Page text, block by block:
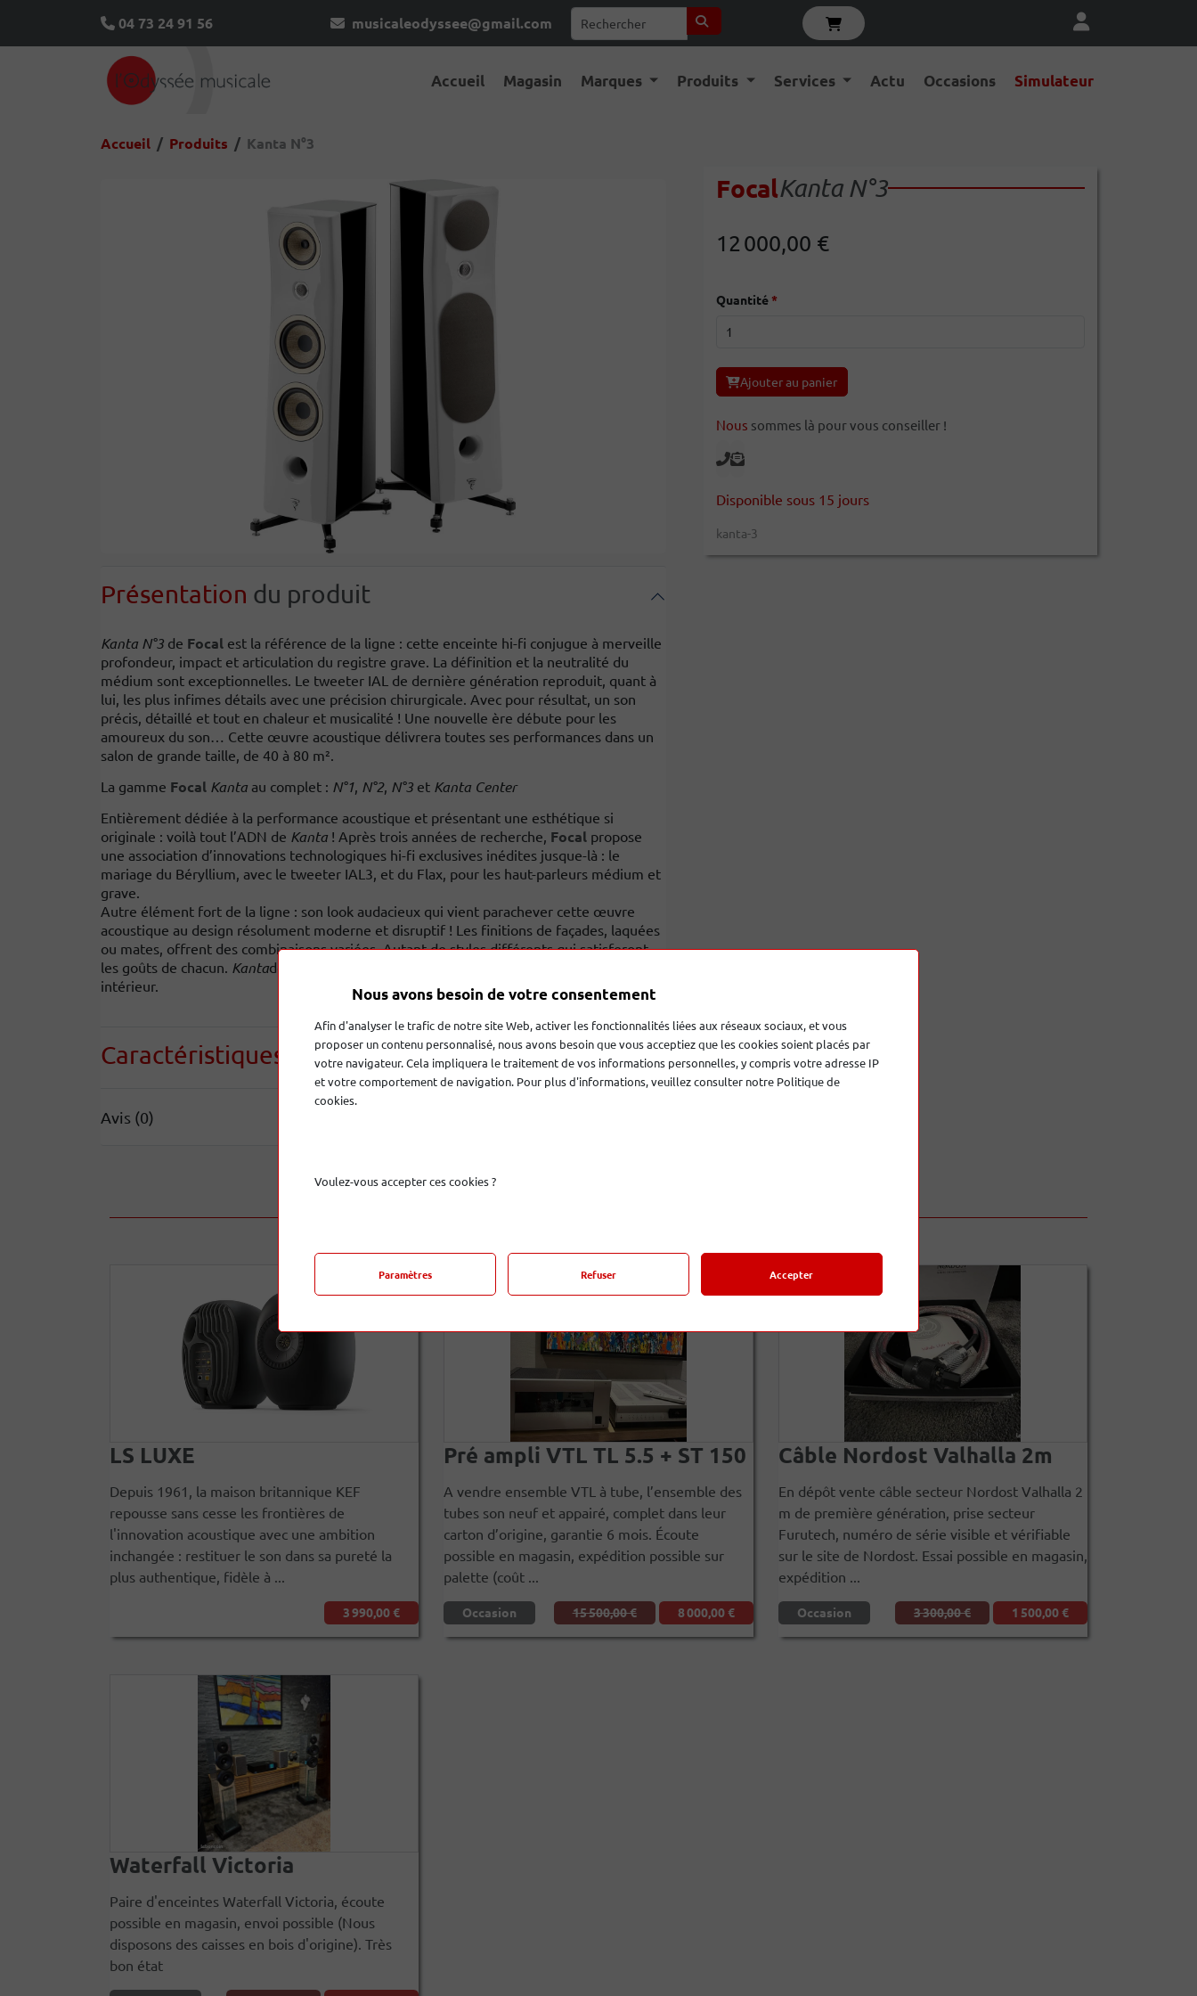
04 73 24 91 56 musicaleodyssee@gmail.com
Accueil Magasin Marques Produits Services Actu Occasions Simulateur
Accueil Produits Kanta N°3
FocalKanta N°3
12 000,00 €
Quantité
Ajouter au panier
Nous sommes là pour vous conseiller !
Disponible sous 15 jours
kanta-3
Présentation du produit
Kanta N°3de Focalest la référence de la ligne : cette enceinte hi-fi conjugue à merveille
profondeur, impact et articulation du registre grave. La définition et la neutralité du
médium sont exceptionnelles. Le tweeter IAL de dernière génération reproduit, quant à
lui, les plus infimes détails avec une précision chirurgicale. Avec pour résultat, un son
précis, détaillé et tout en chaleur et musicalité ! Une nouvelle ère débute pour les
amoureux du son… Cette œuvre acoustique délivrera toutes ses performances dans un
salon de grande taille, de 40 à 80 m².
La gamme FocalKantaau complet : N°1, N°2, N°3et Kanta Center
Entièrement dédiée à la performance acoustique et présentant une esthétique si
originale : voilà tout l’ADN de Kanta! Après trois années de recherche, Focalpropose
une association d’innovations technologiques hi-fi exclusives inédites jusque-là : le
mariage du Béryllium, avec le tweeter IAL3, et du Flax, pour les haut-parleurs médium et
grave.
Autre élément fort de la ligne : son look audacieux qui vient parachever cette œuvre
acoustique au design résolument moderne et disruptif ! Les finitions de façades, laquées
ou mates, offrent des combinaisons variées. Autant de styles différents qui satisferont
les goûts de chacun. Kantadevient un objet design très tendance, la star de votre
intérieur.
Caractéristiques techniques
Avis (0)
LS LUXE
Depuis 1961, la maison britannique KEF
repousse sans cesse les frontières de
l'innovation acoustique avec une ambition
inchangée : restituer le son dans sa pureté la
plus authentique, fidèle à ...
3 990,00 €
Pré ampli VTL TL 5.5 + ST 150
A vendre ensemble VTL à tube, l’ensemble des
tubes son neuf et appairé, complet dans leur
carton d’origine, garantie 6 mois. Écoute
possible en magasin, expédition possible sur
palette (coût ...
Occasion 15 500,00 € 8 000,00 €
Câble Nordost Valhalla 2m
En dépôt vente câble secteur Nordost Valhalla 2
m de première génération, prise secteur
Furutech, numéro de série visible et vérifiable
sur le site de Nordost. Essai possible en magasin,
expédition ...
Occasion 3 300,00 € 1 500,00 €
Waterfall Victoria
Paire d'enceintes Waterfall Victoria, écoute
possible en magasin, envoi possible (Nous
disposons des caisses en bois d'origine). Très
bon état
Nous avons besoin de votre consentement
Afin d'analyser le trafic de notre site Web, activer les fonctionnalités liées aux réseaux sociaux, et vous
proposer un contenu personnalisé, nous avons besoin que vous acceptiez que les cookies soient placés par
votre navigateur. Cela impliquera le traitement de vos informations personnelles, y compris votre adresse IP
et votre comportement de navigation. Pour plus d'informations, veuillez consulter notre Politique de
cookies.
Voulez-vous accepter ces cookies ?
Paramètres Refuser Accepter